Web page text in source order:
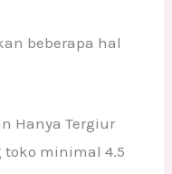
beberapa hal
Hanya Tergiur
minimal 4.5